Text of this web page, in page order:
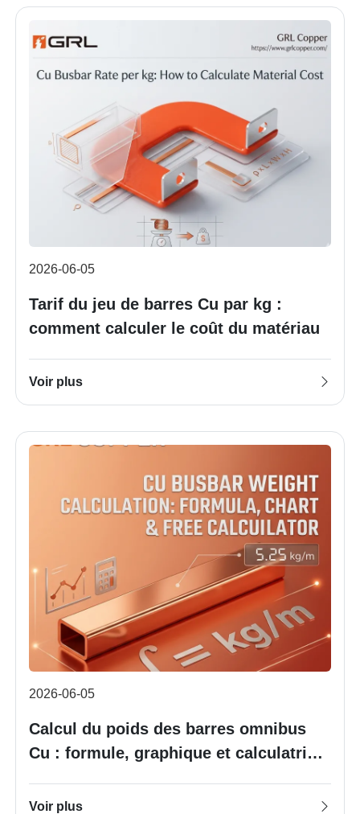
2026-06-05
Tarif du jeu de barres Cu par kg :
comment calculer le coût du matériau
Voir plus
2026-06-05
Calcul du poids des barres omnibus
Cu : formule, graphique et calculatrice
Voir plus